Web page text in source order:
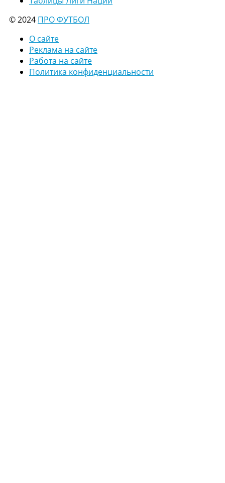
© 2024 ПРО ФУТБОЛ
О сайте
Реклама на сайте
Работа на сайте
Политика конфиденциальности